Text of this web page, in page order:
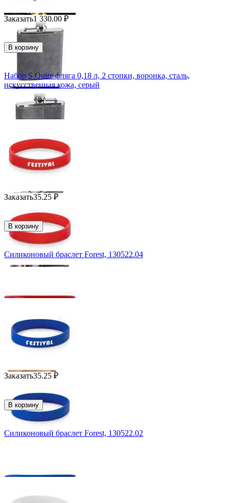
Заказать1 330.00 ₽
В корзину
Набор S.Quire фляга 0,18 л, 2 стопки, воронка, сталь,
искусственная кожа, серый
Заказать35.25 ₽
В корзину
Силиконовый браслет Forest, 130522.04
Заказать35.25 ₽
В корзину
Силиконовый браслет Forest, 130522.02